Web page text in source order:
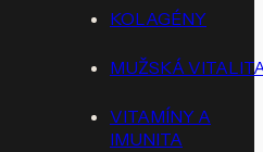
KOLAGÉNY
MUŽSKÁ
VITAMÍNY A
IMUNITA